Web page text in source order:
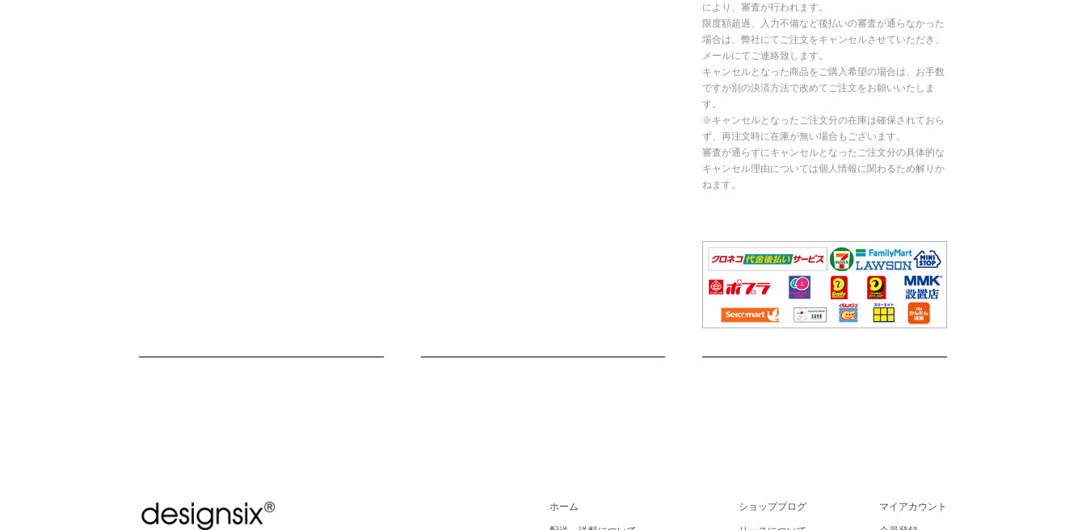
により、審査が行われます。
限度額超過、入力不備など後払いの審査が通らなかった
場合は、弊社にてご注文をキャンセルさせていただき、
メールにてご連絡致します。
キャンセルとなった商品をご購入希望の場合は、お手数
ですが別の決済方法で改めてご注文をお願いいたしま
す。
※キャンセルとなったご注文分の在庫は確保されておら
ず、再注文時に在庫が無い場合もございます。
審査が通らずにキャンセルとなったご注文分の具体的な
キャンセル理由については個人情報に関わるため解りか
ねます。
ホーム ショップブログ マイアカウント